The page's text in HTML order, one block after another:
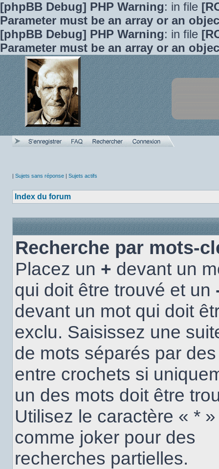
[phpBB Debug] PHP Warning: in file
Parameter must be an array or an
[phpBB Debug] PHP Warning: in file
Parameter must be an array or an
| Sujets sans réponse | Sujets actifs
Index du forum
Recherche par mots-
Placez un + devant un
qui doit être trouvé et un
devant un mot qui doit
exclu. Saisissez une
de mots séparés par
entre crochets si
un des mots doit être
Utilisez le caractère « * »
comme joker pour des
recherches partielles.